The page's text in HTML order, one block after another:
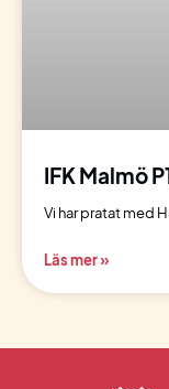
IFK Malmö
Vi har pratat med
Läs mer »